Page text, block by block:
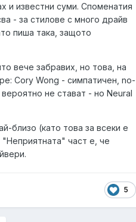
и известни суми. Споменатия
- за стилове с много драйв
пиша така, защото
вече забравих, но това, на
Cory Wong - симпатичен, no-
не стават - но Neural
близо (като това за всеки е
"Неприятната" част е, че
5